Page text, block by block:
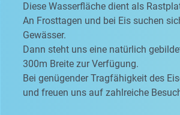
Diese Wasserfläche dient als
An Frosttagen und bei Eis suchen
Gewässer.
Dann steht uns eine natürlich
300m Breite zur Verfügung.
Bei genügender Tragfähigkeit des
und freuen uns auf zahlreiche